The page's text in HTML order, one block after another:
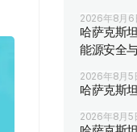
2026年8月6
哈萨克斯
能源安全
2026年8月5
哈萨克斯
2026年8月5